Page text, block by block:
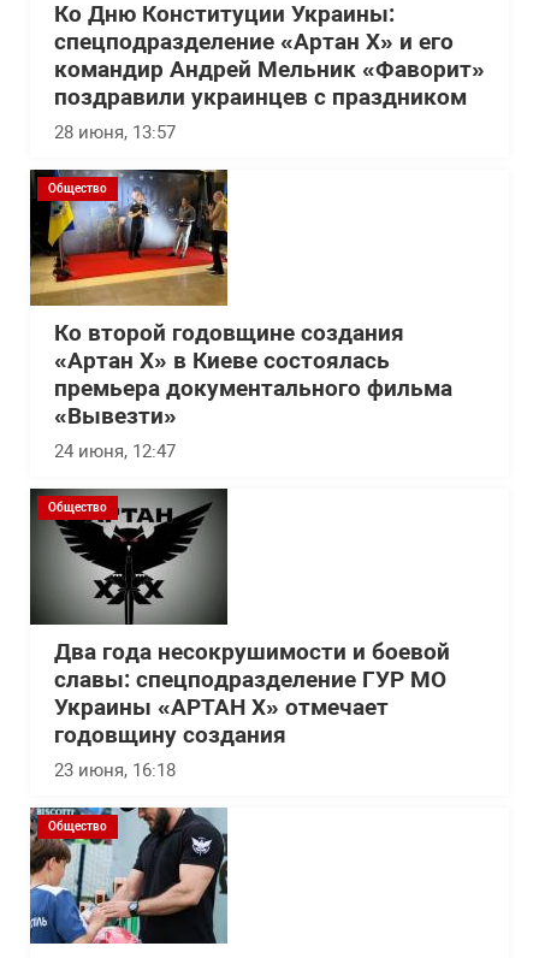
Ко Дню Конституции Украины:
спецподразделение «Артан Х» и его
командир Андрей Мельник «Фаворит»
поздравили украинцев с праздником
28 июня, 13:57
Общество
Ко второй годовщине создания
«Артан Х» в Киеве состоялась
премьера документального фильма
«Вывезти»
24 июня, 12:47
Общество
Два года несокрушимости и боевой
славы: спецподразделение ГУР МО
Украины «АРТАН Х» отмечает
годовщину создания
23 июня, 16:18
Общество